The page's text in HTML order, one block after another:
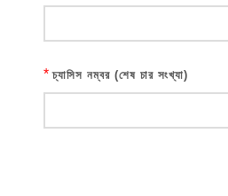
* চ্যাসিস নম্বর (শেষ চার সংখ্যা)